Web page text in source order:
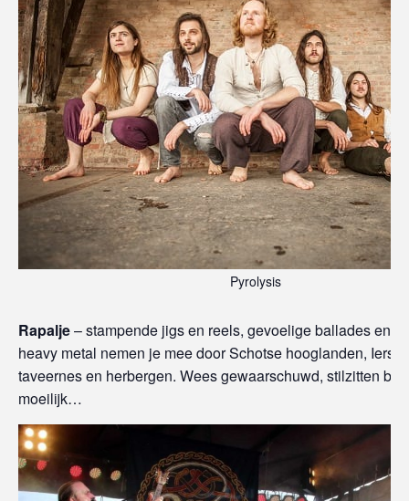
Pyrolysis
Rapalje– stampende jigs en reels, gevoelige ballades en
heavy metal nemen je mee door Schotse hooglanden, Ierse
taveernes en herbergen. Wees gewaarschuwd, stilzitten bij
moeilijk…